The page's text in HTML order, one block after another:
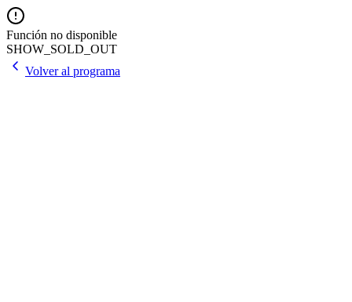
Función no disponible
SHOW_SOLD_OUT
Volver al programa